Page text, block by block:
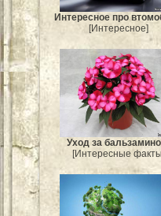
Интересное про
[Интересное]
Уход за
[Интересные